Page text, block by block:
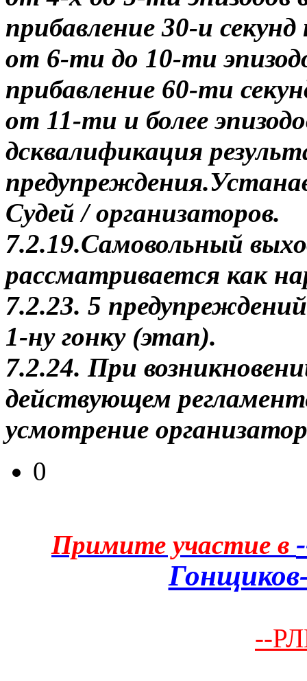
прибавление 30-и
от 6-ти до 10-ти
прибавление 60-ти
от 11-ти и более
дсквалификация
Судей / организаторов.
7.2.19.Самовольный
рассматривается как
7.2.23. 5
1-ну гонку (этап).
7.2.24. При
действующем
усмотрение
0
Примите участие в
--